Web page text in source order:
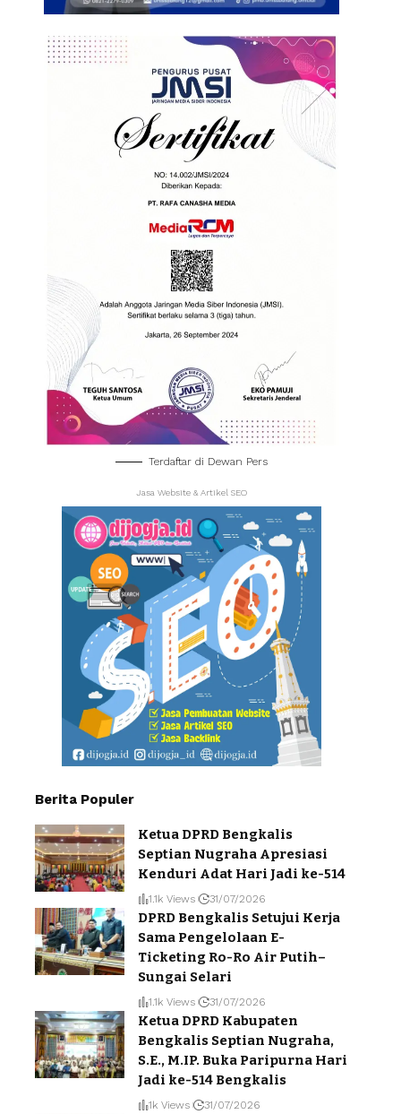
Terdaftar di Dewan Pers
Jasa Website & Artikel SEO
Berita Populer
Ketua DPRD Bengkalis
Septian Nugraha Apresiasi
Kenduri Adat Hari Jadi ke-514
1.1k Views 31/07/2026
DPRD Bengkalis Setujui Kerja
Sama Pengelolaan E-
Ticketing Ro-Ro Air Putih–
Sungai Selari
1.1k Views 31/07/2026
Ketua DPRD Kabupaten
Bengkalis Septian Nugraha,
S.E., M.IP. Buka Paripurna Hari
Jadi ke-514 Bengkalis
1k Views 31/07/2026